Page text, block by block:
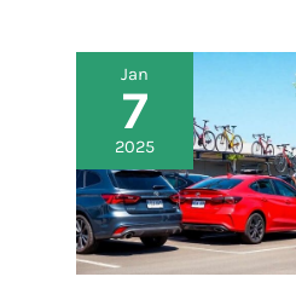
Jan
7
2025